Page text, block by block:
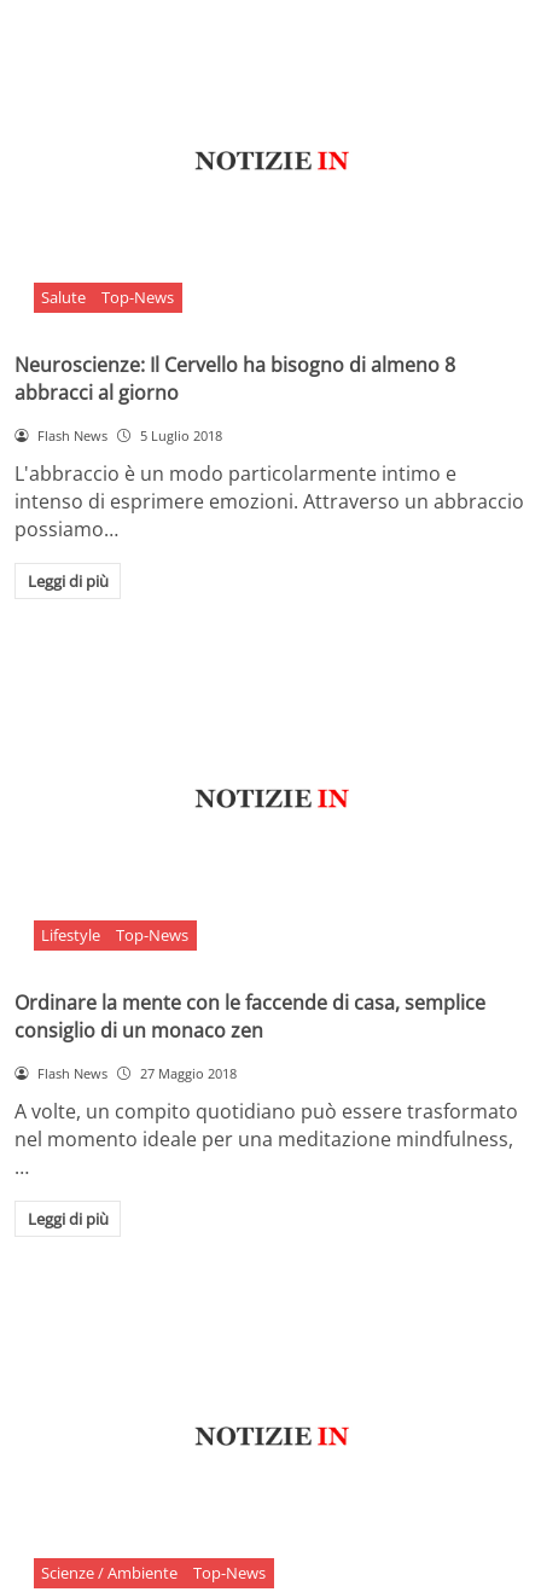
Salute Top-News
Neuroscienze: Il Cervello ha bisogno di almeno 8
abbracci al giorno
Flash News 5 Luglio 2018
L'abbraccio è un modo particolarmente intimo e
intenso di esprimere emozioni. Attraverso un abbraccio
possiamo…
Leggi di più
Lifestyle Top-News
Ordinare la mente con le faccende di casa, semplice
consiglio di un monaco zen
Flash News 27 Maggio 2018
A volte, un compito quotidiano può essere trasformato
nel momento ideale per una meditazione mindfulness,
…
Leggi di più
Scienze / Ambiente Top-News